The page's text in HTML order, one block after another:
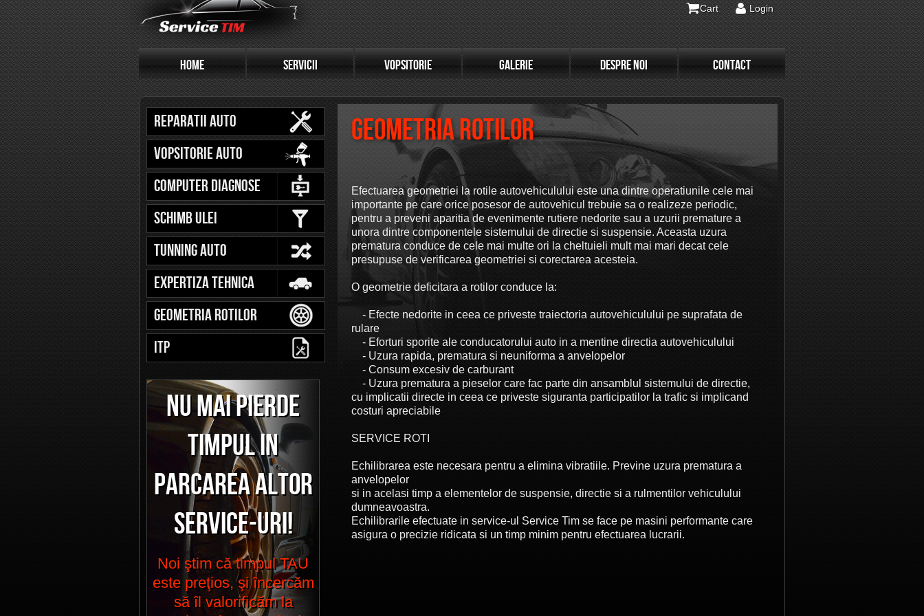
Cart Login
HOME SERVICII VOPSITORIE GALERIE DESPRE NOI CONTACT
Reparatii Auto
Vopsitorie Auto
Computer Diagnose
Schimb Ulei
Tunning Auto
Expertiza Tehnica
Geometria Rotilor
ITP
NU MAI PIERDE
TIMPUL IN
PARCAREA ALTOR
SERVICE-URI!
Noi ştim că timpul TAU
este preţios, şi încercăm
să îl valorificăm la
Geometria Rotilor
Efectuarea geometriei la rotile autovehiculului este una dintre operatiunile cele mai
importante pe care orice posesor de autovehicul trebuie sa o realizeze periodic,
pentru a preveni aparitia de evenimente rutiere nedorite sau a uzurii premature a
unora dintre componentele sistemului de directie si suspensie. Aceasta uzura
prematura conduce de cele mai multe ori la cheltuieli mult mai mari decat cele
presupuse de verificarea geometriei si corectarea acesteia.
O geometrie deficitara a rotilor conduce la:
- Efecte nedorite in ceea ce priveste traiectoria autovehiculului pe suprafata de
rulare
- Eforturi sporite ale conducatorului auto in a mentine directia autovehiculului
- Uzura rapida, prematura si neuniforma a anvelopelor
- Consum excesiv de carburant
- Uzura prematura a pieselor care fac parte din ansamblul sistemului de directie,
cu implicatii directe in ceea ce priveste siguranta participatilor la trafic si implicand
costuri apreciabile
SERVICE ROTI
Echilibrarea este necesara pentru a elimina vibratiile. Previne uzura prematura a
anvelopelor
si in acelasi timp a elementelor de suspensie, directie si a rulmentilor vehiculului
dumneavoastra.
Echilibrarile efectuate in service-ul Service Tim se face pe masini performante care
asigura o precizie ridicata si un timp minim pentru efectuarea lucrarii.